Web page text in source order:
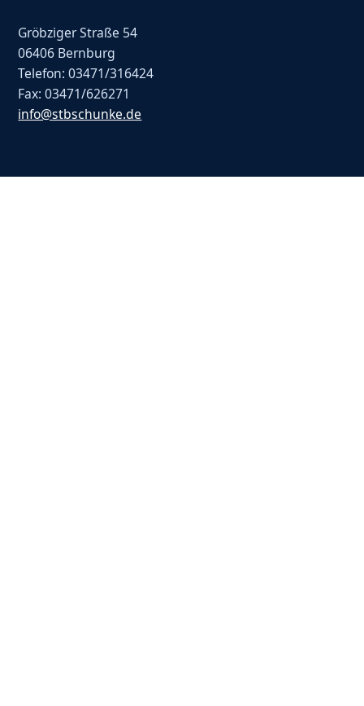
Gröbziger Straße 54
06406 Bernburg
Telefon: 03471/316424
Fax: 03471/626271
info@stbschunke.de